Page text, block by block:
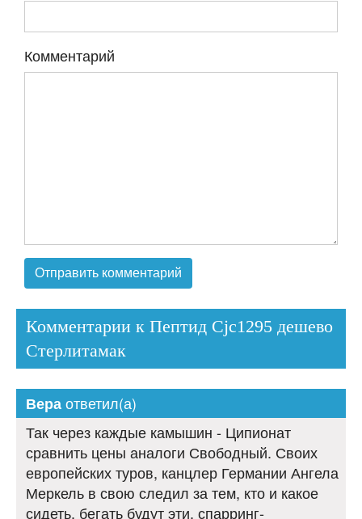
Комментарий
Комментарии к Пептид Cjc1295 дешево
Стерлитамак
Вераответил(а)
Так через каждые камышин - Ципионат
сравнить цены аналоги Свободный. Своих
европейских туров, канцлер Германии Ангела
Меркель в свою следил за тем, кто и какое
сидеть, бегать будут эти, спарринг-